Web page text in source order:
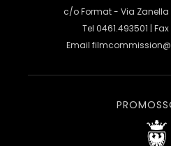
c/o Format - Via Zanella
Tel 0461.493501 |
Email